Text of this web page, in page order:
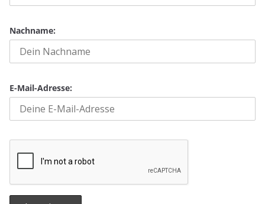
Nachname:
E-Mail-Adresse: